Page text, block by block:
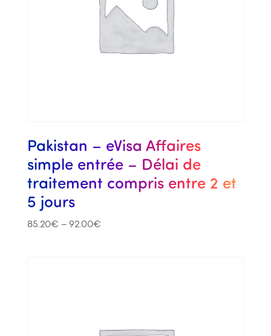
Pakistan – eVisa Affaires
simple entrée – Délai de
traitement compris entre 2 et
5 jours
85.20€ – 92.00€